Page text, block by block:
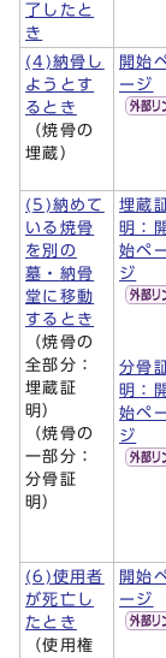
了したと
き
(4)納骨し
ようとす
るとき
（焼骨の
埋蔵）
開始
ージ
(5)納めて
いる焼骨
を別の
墓・納骨
堂に移動
するとき
（焼骨の
全部分：
埋蔵証
明）
（焼骨の
一部分：
分骨証
明）
埋蔵
明：開
始ペ
ジ
分骨
明：開
始ペ
ジ
(6)使用者
が死亡し
たとき
（使用権
開始
ージ